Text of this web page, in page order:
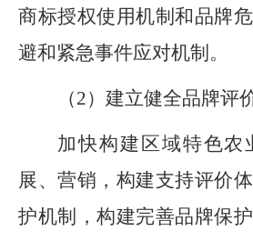
商标授权使用机制和品牌
避和紧急事件应对机制。
（2）建立健全品牌评
加快构建区域特色农
展、营销，构建支持评价
护机制，构建完善品牌保